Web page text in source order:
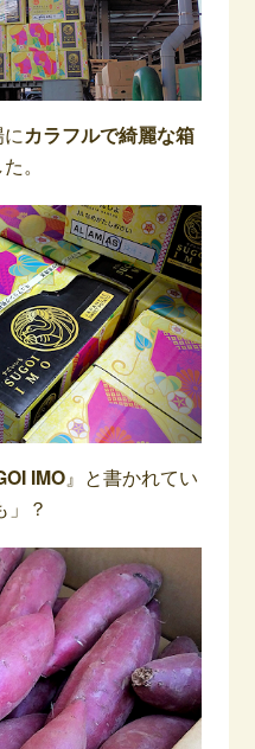
カラフルで綺麗な箱
。
IMO』と書かれてい
」？